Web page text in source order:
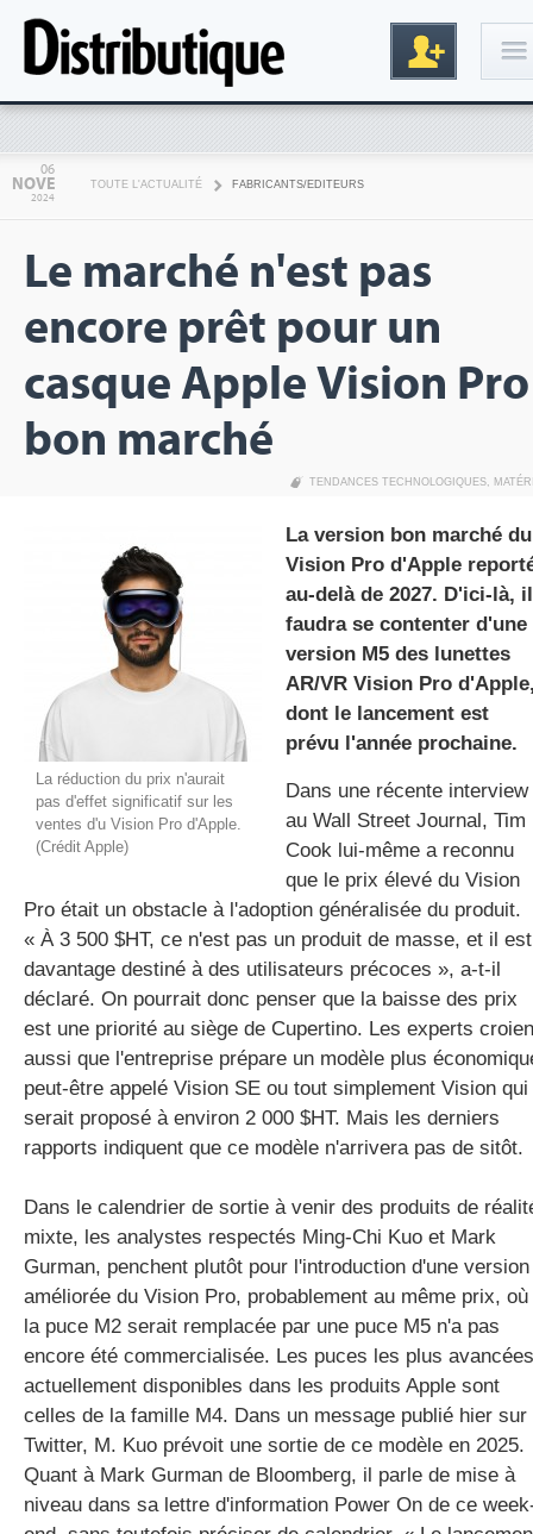
Inscription
gratuite
06
NOVE
2024
TOUTE L'ACTUALITÉ FABRICANTS/EDITEURS
Le marché n'est pas
encore prêt pour un
casque Apple Vision Pro
bon marché
TENDANCES TECHNOLOGIQUES,
La réduction du prix n'aurait
pas d'effet significatif sur les
ventes d'u Vision Pro d'Apple.
(Crédit Apple)
La version bon marché du
Vision Pro d'Apple
au-delà de 2027. D'ici-là, il
faudra se contenter d'une
version M5 des lunettes
AR/VR Vision Pro
dont le lancement est
prévu l'année prochaine.
Dans une récente interview
au Wall Street Journal, Tim
Cook lui-même a reconnu
que le prix élevé du Vision
Pro était un obstacle à l'adoption généralisée du produit.
« À 3 500 $HT, ce n'est pas un produit de masse, et il est
davantage destiné à des utilisateurs précoces », a-t-il
déclaré. On pourrait donc penser que la baisse des prix
est une priorité au siège de Cupertino. Les experts
aussi que l'entreprise prépare un modèle plus
peut-être appelé Vision SE ou tout simplement Vision qui
serait proposé à environ 2 000 $HT. Mais les derniers
rapports indiquent que ce modèle n'arrivera pas de sitôt.
Dans le calendrier de sortie à venir des produits de
mixte, les analystes respectés Ming-Chi Kuo et Mark
Gurman, penchent plutôt pour l'introduction d'une version
améliorée du Vision Pro, probablement au même prix, où
la puce M2 serait remplacée par une puce M5 n'a pas
encore été commercialisée. Les puces les plus avancées
actuellement disponibles dans les produits Apple sont
celles de la famille M4. Dans un message publié hier sur
Twitter, M. Kuo prévoit une sortie de ce modèle en 2025.
Quant à Mark Gurman de Bloomberg, il parle de mise à
niveau dans sa lettre d'information Power On de ce